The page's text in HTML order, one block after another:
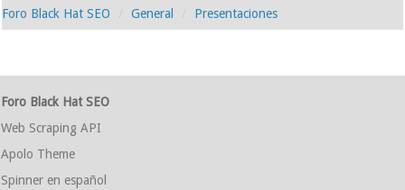
Foro Black Hat SEO General Presentaciones
Foro Black Hat SEO
Web Scraping API
Apolo Theme
Spinner en español